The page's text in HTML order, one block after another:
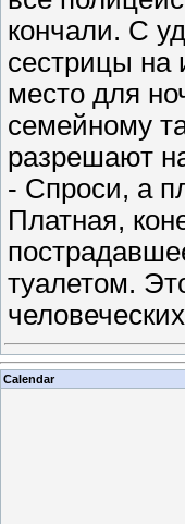
кончали. С
сестрицы на
место для
семейному
разрешают
- Спроси, а
Платная,
туалетом.
Calendar